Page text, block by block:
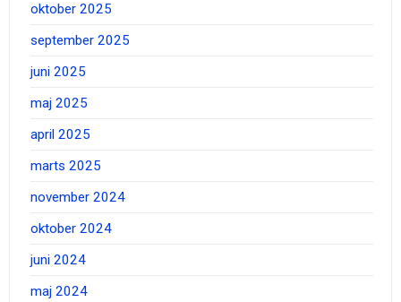
oktober 2025
september 2025
juni 2025
maj 2025
april 2025
marts 2025
november 2024
oktober 2024
juni 2024
maj 2024